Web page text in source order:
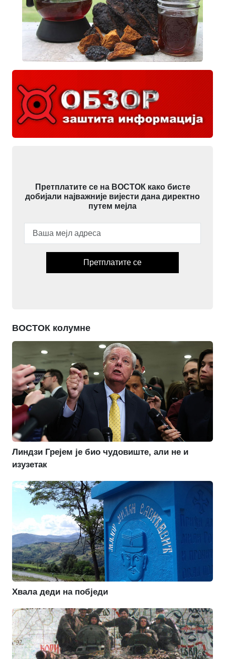
Претплатите се на ВОСТОК како бисте
добијали најважније вијести дана директно
путем мејла
Претплатите се
ВОСТОК колумне
Линдзи Грејем је био чудовиште, али не и
изузетак
Хвала деди на побједи